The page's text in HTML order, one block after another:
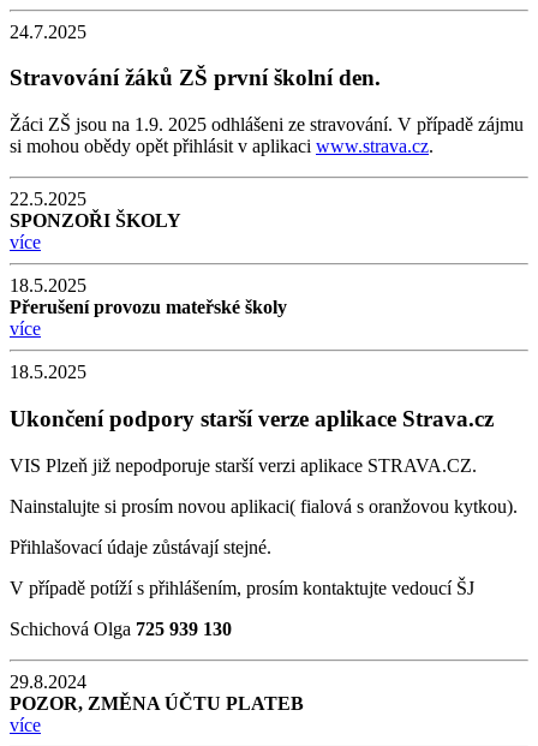
24.7.2025
Stravování žáků ZŠ první školní den.
Žáci ZŠ jsou na 1.9. 2025 odhlášeni ze stravování. V případě zájmu
si mohou obědy opět přihlásit v aplikaci www.strava.cz.
22.5.2025
SPONZOŘI ŠKOLY
více
18.5.2025
Přerušení provozu mateřské školy
více
18.5.2025
Ukončení podpory starší verze aplikace Strava.cz
VIS Plzeň již nepodporuje starší verzi aplikace STRAVA.CZ.
Nainstalujte si prosím novou aplikaci( fialová s oranžovou kytkou).
Přihlašovací údaje zůstávají stejné.
V případě potíží s přihlášením, prosím kontaktujte vedoucí ŠJ
Schichová Olga 725 939 130
29.8.2024
POZOR, ZMĚNA ÚČTU PLATEB
více